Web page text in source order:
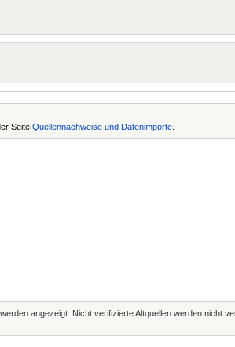
Seite Quellennachweise und Datenimporte
angezeigt. Nicht verifizierte Altquellen werden nicht